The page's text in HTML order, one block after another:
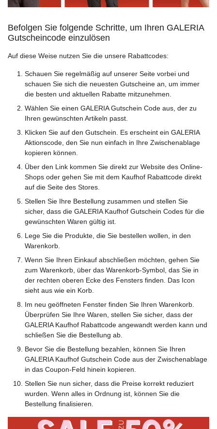
Befolgen Sie folgende Schritte, um Ihren GALERIA
Gutscheincode einzulösen
Auf diese Weise nutzen Sie die unsere Rabattcodes:
Schauen Sie regelmäßig auf unserer Seite vorbei und
schauen Sie sich die neuesten Gutscheine an, um immer
die besten und aktuellen Rabatte mitzunehmen.
Wählen Sie einen GALERIA Gutschein Code aus, der zu
Ihren gewünschten Artikeln passt.
Klicken Sie auf den Gutschein. Es erscheint ein GALERIA
Aktionscode, den Sie nun einfach in Ihre Zwischenablage
kopieren können.
Über den Link kommen Sie direkt zur Website des Online-
Shops oder gehen Sie mit dem Kaufhof Rabattcode direkt
auf die Seite des Stores.
Stellen Sie Ihre Bestellung zusammen und stellen Sie
sicher, dass die GALERIA Kaufhof Gutschein Codes für die
gewünschten Waren gültig ist.
Lege Sie die Produkte, die Sie bestellen wollen, in den
Warenkorb.
Wenn Sie Ihren Einkauf abschließen möchten, gehen Sie
zum Warenkorb, über das Warenkorb-Symbol, das Sie in
der rechten oberen Ecke des Fensters finden. Das Icon
sieht aus wie ein Korb.
Im neu geöffneten Fenster finden Sie Ihren Warenkorb.
Überprüfen Sie Ihre Waren, stellen Sie sicher, dass der
GALERIA Kaufhof Rabattcode angewandt werden kann und
schließen Sie die Bestellung ab.
Bevor Sie die Bestellung bezahlen, können Sie Ihren
GALERIA Kaufhof Gutschein Code aus der Zwischenablage
in das Coupon-Feld hinein kopieren.
Stellen Sie nun sicher, dass die Preise korrekt reduziert
wurden. Wenn alles in Ordnung ist, können Sie die
Bestellung finalisieren.